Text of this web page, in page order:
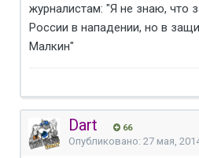
журналистам: "Я не знаю, что
России в нападении, но в
Малкин"
Dart 66
Опубликовано: 27 мая,